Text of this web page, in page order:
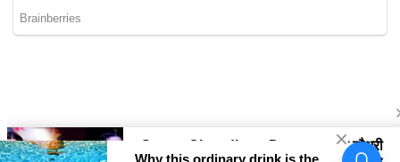
Sapna Choudhary Dance: